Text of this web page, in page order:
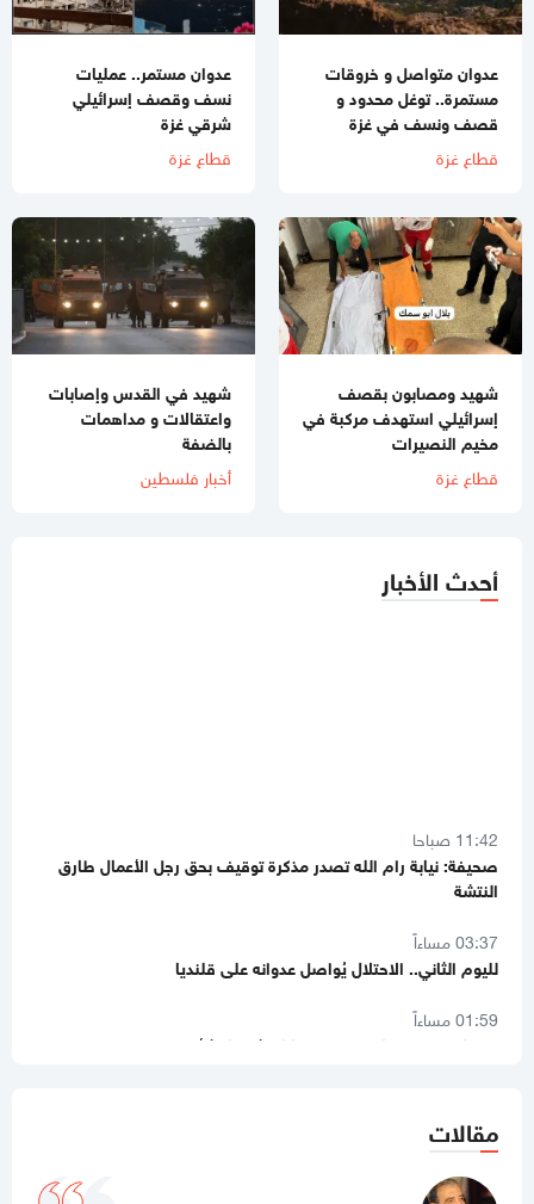
عدوان متواصل و خروقات
مستمرة.. توغل محدود و
قصف ونسف في غزة
قطاع غزة
عدوان مستمر.. عمليات
نسف وقصف إسرائيلي
شرقي غزة
قطاع غزة
شهيد ومصابون بقصف
إسرائيلي استهدف مركبة في
مخيم النصيرات
قطاع غزة
شهيد في القدس وإصابات
واعتقالات و مداهمات
بالضفة
أخبار فلسطين
أحدث الأخبار
صحيفة: نيابة رام الله تصدر مذكرة توقيف بحق رجل الأعمال طارق
النتشة
03:37 مساءاً
لليوم الثاني.. الاحتلال يُواصل عدوانه على قلنديا
01:59 مساءاً
8 دول عربية وإسلامية تصدر بيانا مشتركا بشأن غزة
11:12 صباحا
الإدارة الأميركية حول غزة
مقالات